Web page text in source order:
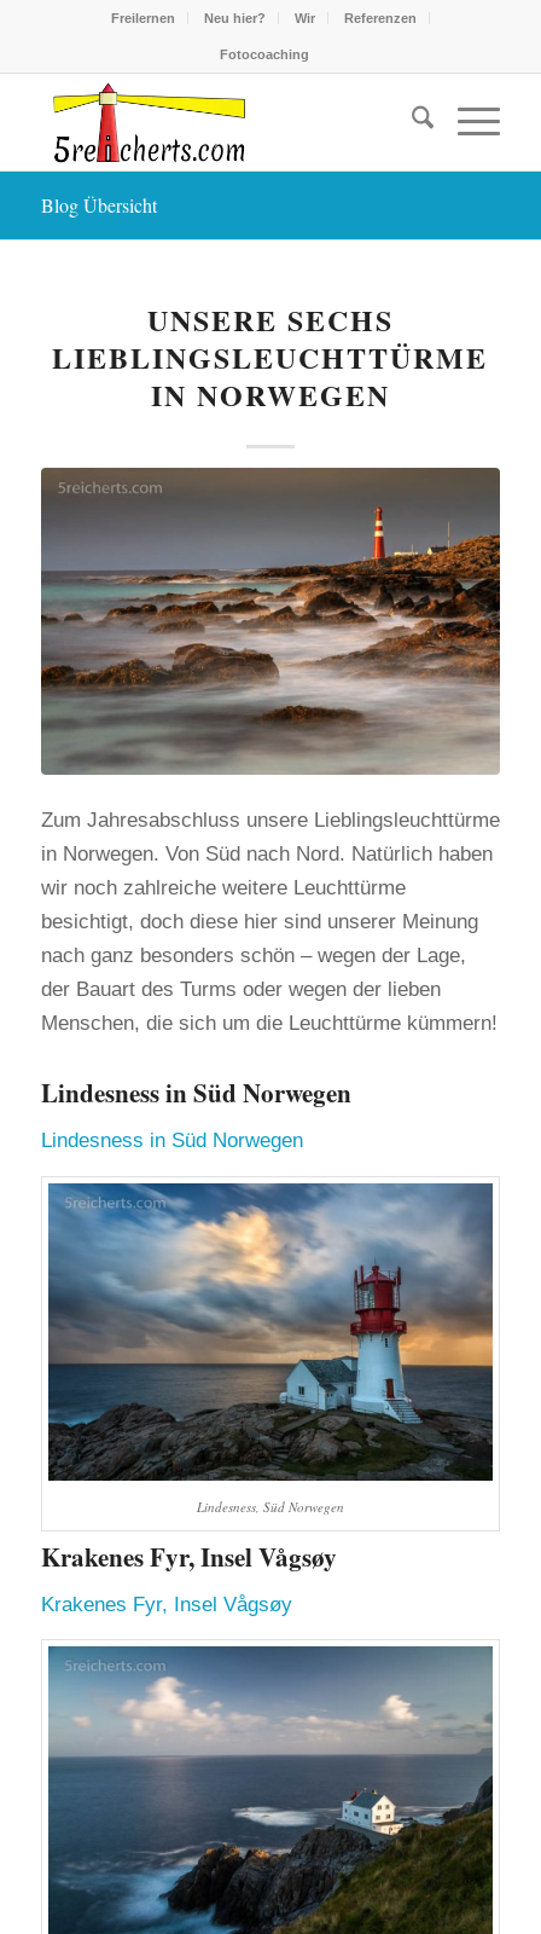
Freilernen Neu hier? Wir Referenzen
Fotocoaching
Blog Übersicht
UNSERE SECHS
LIEBLINGSLEUCHTTÜRME
IN NORWEGEN
Zum Jahresabschluss unsere Lieblingsleuchttürme
in Norwegen. Von Süd nach Nord. Natürlich haben
wir noch zahlreiche weitere Leuchttürme
besichtigt, doch diese hier sind unserer Meinung
nach ganz besonders schön – wegen der Lage,
der Bauart des Turms oder wegen der lieben
Menschen, die sich um die Leuchttürme kümmern!
Lindesness in Süd Norwegen
Lindesness in Süd Norwegen
Lindesness, Süd Norwegen
Krakenes Fyr, Insel Vågsøy
Krakenes Fyr, Insel Vågsøy